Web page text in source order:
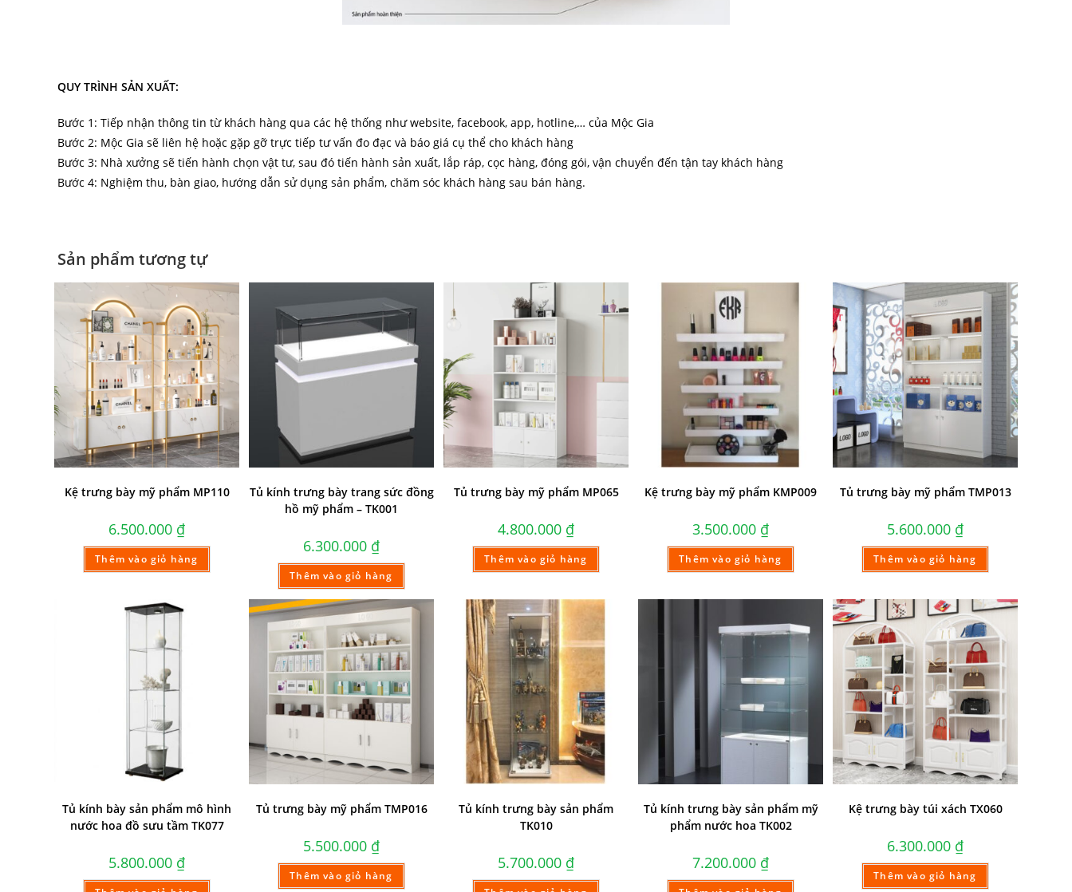
QUY TRÌNH SẢN XUẤT:
Bước 1: Tiếp nhận thông tin từ khách hàng qua các hệ thống như website, facebook, app, hotline,… của Mộc Gia
Bước 2: Mộc Gia sẽ liên hệ hoặc gặp gỡ trực tiếp tư vấn đo đạc và báo giá cụ thể cho khách hàng
Bước 3: Nhà xưởng sẽ tiến hành chọn vật tư, sau đó tiến hành sản xuất, lắp ráp, cọc hàng, đóng gói, vận chuyển đến tận tay khách hàng
Bước 4: Nghiệm thu, bàn giao, hướng dẫn sử dụng sản phẩm, chăm sóc khách hàng sau bán hàng.
Sản phẩm tương tự
Kệ trưng bày mỹ phẩm MP110
6.500.000 ₫
Thêm vào giỏ hàng
Tủ kính trưng bày trang sức đồng
hồ mỹ phẩm – TK001
6.300.000 ₫
Thêm vào giỏ hàng
Tủ trưng bày mỹ phẩm MP065
4.800.000 ₫
Thêm vào giỏ hàng
Kệ trưng bày mỹ phẩm KMP009
3.500.000 ₫
Thêm vào giỏ hàng
Tủ trưng bày mỹ phẩm TMP013
5.600.000 ₫
Thêm vào giỏ hàng
Tủ kính bày sản phẩm mô hình
nước hoa đồ sưu tầm TK077
5.800.000 ₫
Tủ trưng bày mỹ phẩm TMP016
5.500.000 ₫
Thêm vào giỏ hàng
Tủ kính trưng bày sản phẩm
TK010
5.700.000 ₫
Tủ kính trưng bày sản phẩm mỹ
phẩm nước hoa TK002
7.200.000 ₫
Kệ trưng bày túi xách TX060
6.300.000 ₫
Thêm vào giỏ hàng